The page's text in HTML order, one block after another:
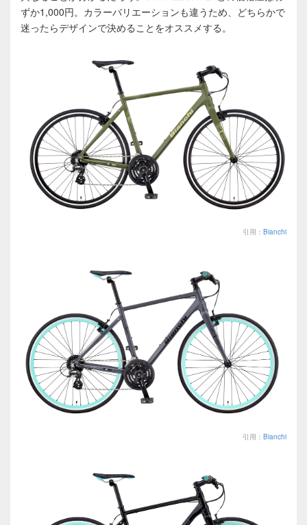
ずか1 ,000円。カラーバリエーションも違うため、どちらかで
迷ったらデザインで決めることをオススメする。
引用： Bianchi
引用： Bianchi